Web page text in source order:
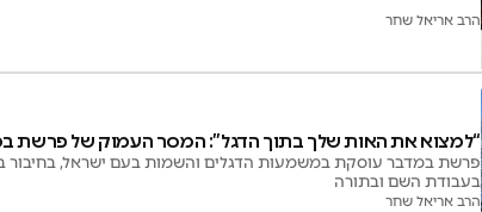
הרב אריאל שחר
“למצוא את האות שלך בתוך הדגל”: המסר העמוק של פרשת
פרשת במדבר עוסקת במשמעות הדגלים והשמות בעם ישראל, בחיבור
בעבודת השם ובתורה
הרב אריאל שחר